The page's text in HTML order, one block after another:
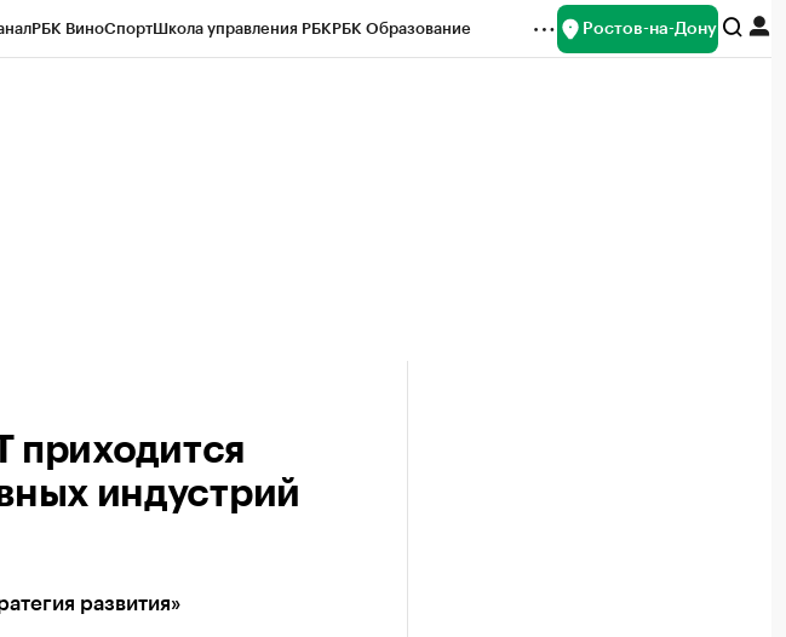
РБК ВиноСпортШкола управления РБКРБК Образование Ростов-на-Дону
приходится
индустрий
развития»